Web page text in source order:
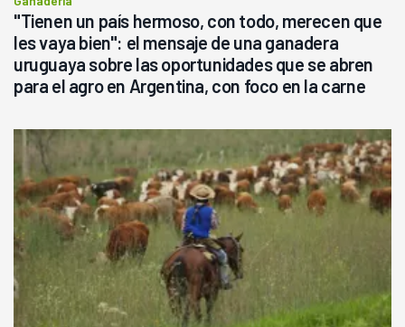
"Tienen un país hermoso, con todo, merecen que
les vaya bien": el mensaje de una ganadera
uruguaya sobre las oportunidades que se abren
para el agro en Argentina, con foco en la carne